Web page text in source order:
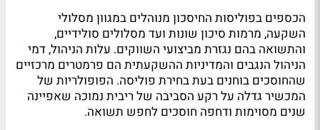
הכספים בפוליסות החיסכון מנוהלים במגוון מסלולי
השקעה, מרמות סיכון שונות ועד מסלולים סולידיים,
והתשואה בהם נגזרת מביצועי השווקים. עלות הניהול, דמי
הניהול הנגבים והמדיניות ההשקעתית הם פרמטרים מרכזיים
שהחוסכים בוחנים בעת בחירת פוליסה. הפופולריות של
המכשיר גדלה על רקע הסביבה של ריבית נמוכה שאפיינה
שנים מסוימות ודחפה חוסכים לחפש תשואה.